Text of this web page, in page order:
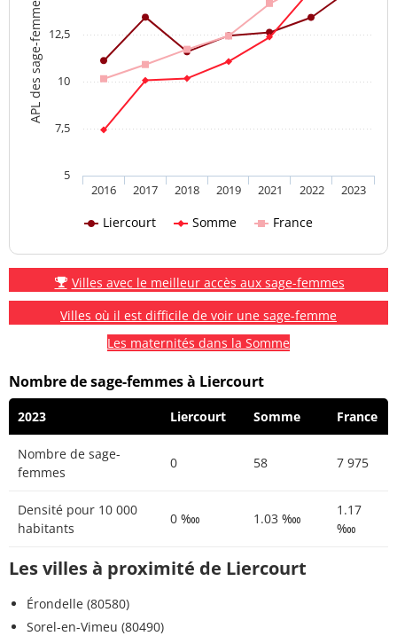
APL des sage-femmes
Liercourt Somme France
2016 2017 2018 2019 2021 2022 2023
5
7,5
10
12,5
Villes avec le meilleur accès aux sage-femmes
Villes où il est difficile de voir une sage-femme
Les maternités dans la Somme
Nombre de sage-femmes à Liercourt
2023 Liercourt Somme France
Nombre de sage-
femmes
0 58 7 975
Densité pour 10 000
habitants
0 ‱ 1.03 ‱
1.17
‱
Les villes à proximité de Liercourt
Érondelle (80580)
Sorel-en-Vimeu (80490)